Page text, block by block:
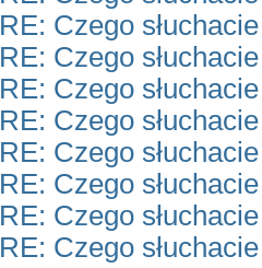
RE: Czego
RE: Czego
RE: Czego
RE: Czego
RE: Czego
RE: Czego
RE: Czego
RE: Czego